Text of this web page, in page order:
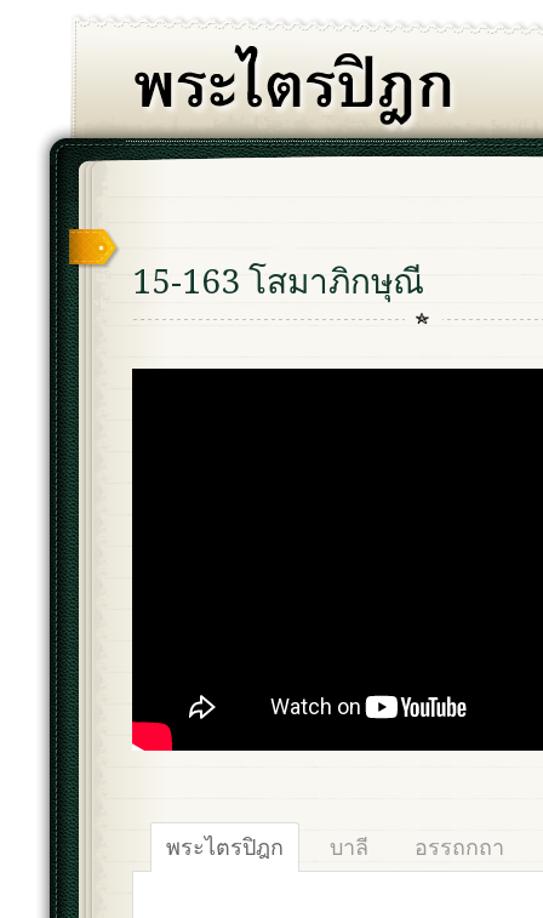
15-163 โสมาภิกษุณี
พระไตรปิฎก บาลี อรรถกถา